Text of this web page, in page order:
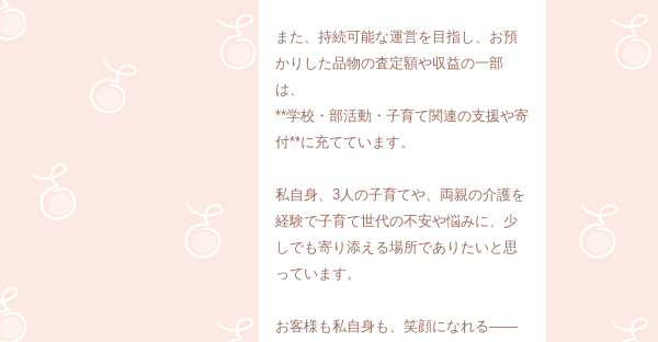
また、持続可能な運営を目指し、お預
かりした品物の査定額や収益の一部
は、
**学校・部活動・子育て関連の支援や寄
付**に充てています。
私自身、3人の子育てや、両親の介護を
経験で子育て世代の不安や悩みに、少
しでも寄り添える場所でありたいと思
っています。
お客様も私自身も、笑顔になれる――